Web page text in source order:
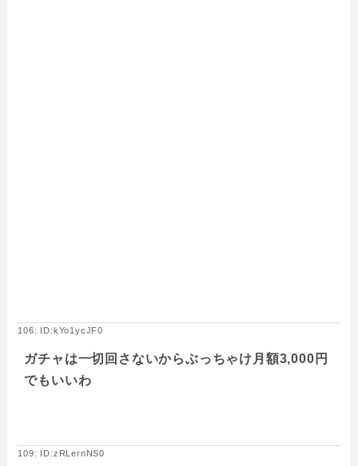
106: ID:kYo1ycJF0
ガチャは一切回さないからぶっちゃけ月額3,000円
でもいいわ
109: ID:zRLernNS0